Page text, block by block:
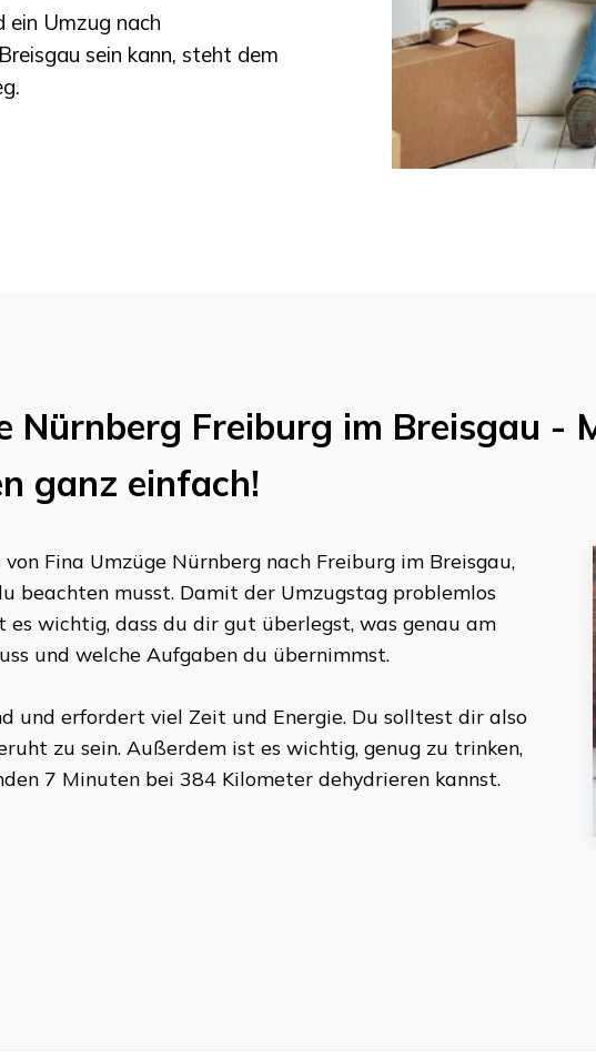
ein Umzug nach
sein kann, steht dem
Nürnberg Freiburg im Breisgau -
ganz einfach!
von Fina Umzüge Nürnbergnach Freiburg im Breisgau,
beachten musst. Damit der Umzugstag problemlos
wichtig, dass du dir gut überlegst, was genau am
und welche Aufgaben du übernimmst.
und erfordert viel Zeit und Energie. Du solltest dir also
zu sein. Außerdem ist es wichtig, genug zu trinken,
7 Minutenbei 384 Kilometerdehydrieren kannst.